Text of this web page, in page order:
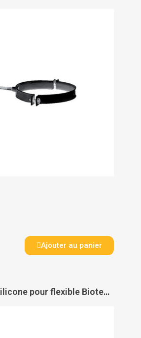
Ajouter au panier
Adaptateur silicone pour flexible Bioten - TEN